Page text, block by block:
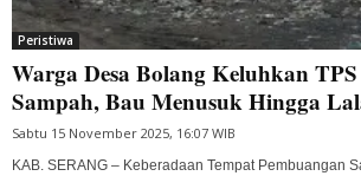
Peristiwa
Warga Desa Bolang Keluhkan
Sampah, Bau Menusuk Hingga
Sabtu 15 November 2025, 16:07 WIB
KAB. SERANG – Keberadaan Tempat Pembuangan